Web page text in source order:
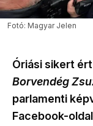
Fotó: Magyar Jelen
Óriási sikert
Borvendég
parlamenti
Facebook-